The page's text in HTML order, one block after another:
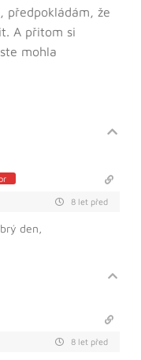
předpokládám, že
A přitom si
mohla
8 let před
den,
8 let před